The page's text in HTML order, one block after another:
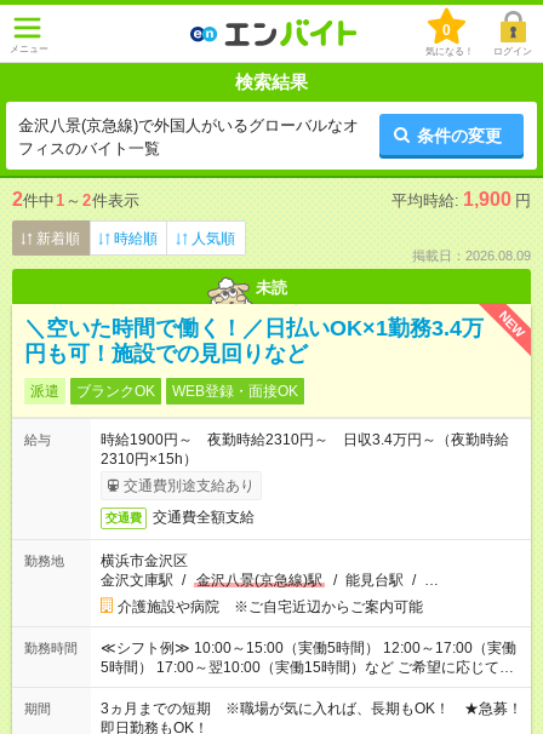
メニュー
0
気になる！ ログイン
検索結果
金沢八景(京急線)で外国人がいるグローバルなオ
フィスのバイト一覧
条件の変更
2件中1 ～ 2件表示 平均時給: 1,900 円
新着順 時給順 人気順
掲載日：2026.08.09
未読
NEW
＼空いた時間で働く！／日払いOK×1勤務3.4万
円も可！施設での見回りなど
派遣 ブランクOK WEB登録・面接OK
給与
時給1900円～ 夜勤時給2310円～ 日収3.4万円～（夜勤時給
2310円×15h）
交通費別途支給あり
交通費 交通費全額支給
勤務地
横浜市金沢区
金沢文庫駅 / 金沢八景(京急線)駅 / 能見台駅 / …
介護施設や病院 ※ご自宅近辺からご案内可能
勤務時間
≪シフト例≫ 10:00～15:00（実働5時間） 12:00～17:00（実働
5時間） 17:00～翌10:00（実働15時間）など ご希望に応じて、
働く時間は調整できます！ お気軽に担当へ相談ください！
期間
3ヵ月までの短期 ※職場が気に入れば、長期もOK！ ★急募！
即日勤務もOK！